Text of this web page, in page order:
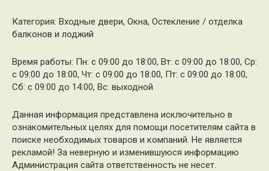
Категория: Входные двери, Окна, Остекление / отделка
балконов и лоджий
Время работы: Пн: с 09:00 до 18:00, Вт: с 09:00 до 18:00, Ср:
с 09:00 до 18:00, Чт: с 09:00 до 18:00, Пт: с 09:00 до 18:00,
Сб: с 09:00 до 14:00, Вс: выходной
Данная информация представлена исключительно в
ознакомительных целях для помощи посетителям сайта в
поиске необходимых товаров и компаний. Не является
рекламой! За неверную и изменившуюся информацию
Администрация сайта ответственность не несет.